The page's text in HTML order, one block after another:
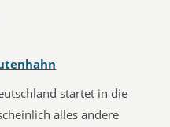
startet in die
alles andere